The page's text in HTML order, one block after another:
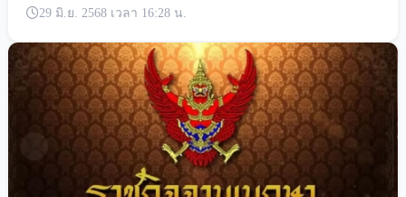
29 มิ.ย. 2568 เวลา 16:28 น.